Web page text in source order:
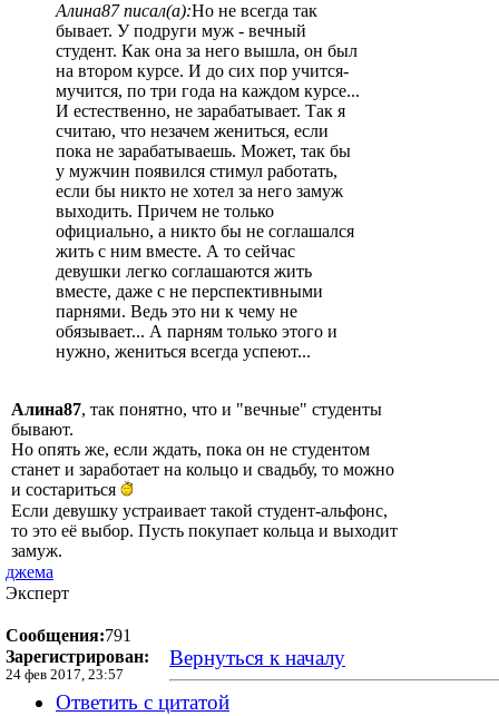
Алина87 писал(а):Но не всегда так
бывает. У подруги муж - вечный
студент. Как она за него вышла, он был
на втором курсе. И до сих пор учится-
мучится, по три года на каждом курсе...
И естественно, не зарабатывает. Так я
считаю, что незачем жениться, если
пока не зарабатываешь. Может, так бы
у мужчин появился стимул работать,
если бы никто не хотел за него замуж
выходить. Причем не только
официально, а никто бы не соглашался
жить с ним вместе. А то сейчас
девушки легко соглашаются жить
вместе, даже с не перспективными
парнями. Ведь это ни к чему не
обязывает... А парням только этого и
нужно, жениться всегда успеют...
Алина87, так понятно, что и "вечные" студенты
бывают.
Но опять же, если ждать, пока он не студентом
станет и заработает на кольцо и свадьбу, то можно
и состариться
Если девушку устраивает такой студент-альфонс,
то это её выбор. Пусть покупает кольца и выходит
замуж.
джема
Эксперт
Сообщения:791
Зарегистрирован:
24 фев 2017, 23:57
Вернуться к началу
Ответить с цитатой